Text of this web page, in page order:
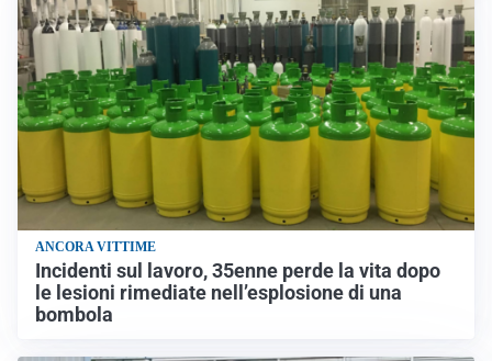
ANCORA VITTIME
Incidenti sul lavoro, 35enne perde la vita dopo
le lesioni rimediate nell’esplosione di una
bombola